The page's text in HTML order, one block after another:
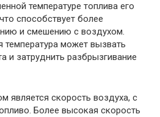
температуре топлива его
способствует более
и смешению с воздухом.
может вызвать
и затруднить разбрызгивание
является скорость воздуха, с
Более высокая скорость